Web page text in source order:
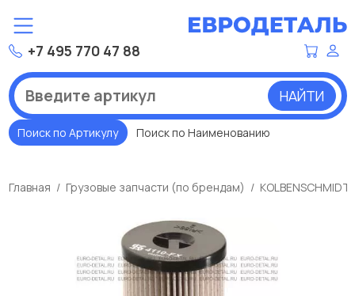
+7 495 770 47 88
НАЙТИ
Поиск по Артикулу Поиск по Наименованию
Главная Грузовые запчасти (по брендам) KOLBENSCHMIDT